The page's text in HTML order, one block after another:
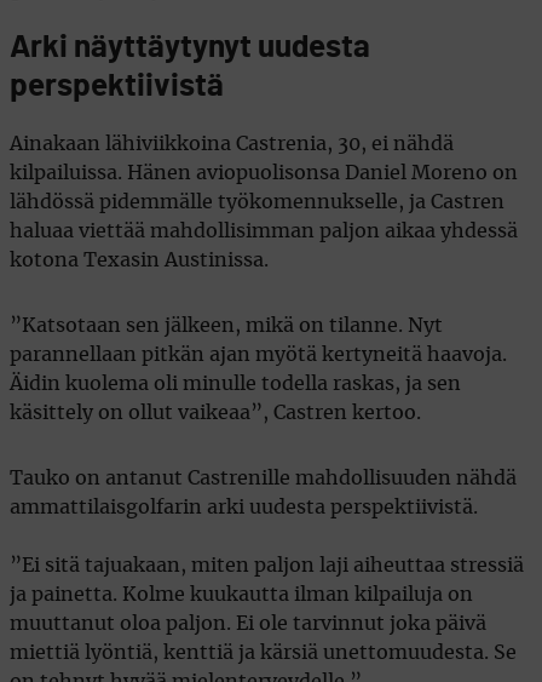
Arki näyttäytynyt uudesta
perspektiivistä
Ainakaan lähiviikkoina Castrenia, 30, ei nähdä
kilpailuissa. Hänen aviopuolisonsa Daniel Moreno on
lähdössä pidemmälle työkomennukselle, ja Castren
haluaa viettää mahdollisimman paljon aikaa yhdessä
kotona Texasin Austinissa.
”Katsotaan sen jälkeen, mikä on tilanne. Nyt
parannellaan pitkän ajan myötä kertyneitä haavoja.
Äidin kuolema oli minulle todella raskas, ja sen
käsittely on ollut vaikeaa”, Castren kertoo.
Tauko on antanut Castrenille mahdollisuuden nähdä
ammattilaisgolfarin arki uudesta perspektiivistä.
”Ei sitä tajuakaan, miten paljon laji aiheuttaa stressiä
ja painetta. Kolme kuukautta ilman kilpailuja on
muuttanut oloa paljon. Ei ole tarvinnut joka päivä
miettiä lyöntiä, kenttiä ja kärsiä unettomuudesta. Se